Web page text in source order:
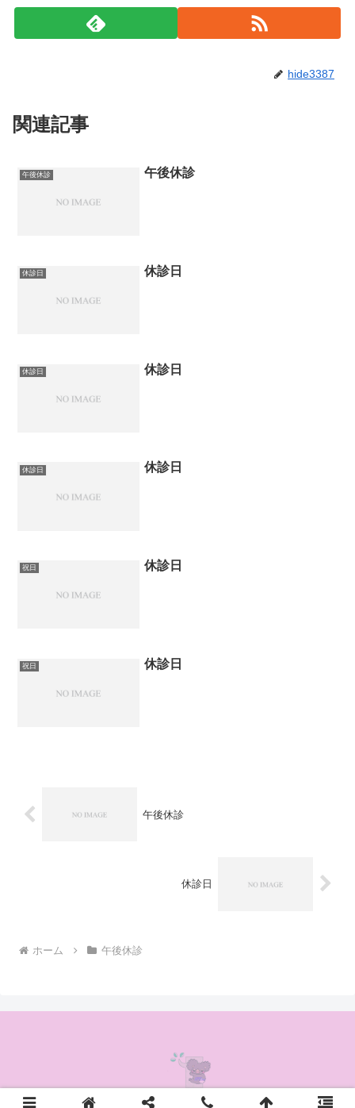
hide3387
関連記事
午後休診 午後休診
休診日 休診日
休診日 休診日
休診日 休診日
祝日 休診日
祝日 休診日
午後休診
休診日
ホーム 午後休診
© 2020 かんの耳鼻咽喉科クリニック.